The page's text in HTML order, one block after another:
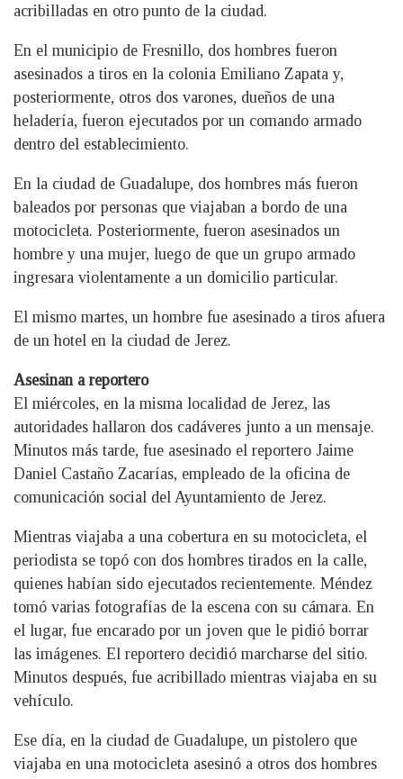
acribilladas en otro punto de la ciudad.
En el municipio de Fresnillo, dos hombres fueron
asesinados a tiros en la colonia Emiliano Zapata y,
posteriormente, otros dos varones, dueños de una
heladería, fueron ejecutados por un comando armado
dentro del establecimiento.
En la ciudad de Guadalupe, dos hombres más fueron
baleados por personas que viajaban a bordo de una
motocicleta. Posteriormente, fueron asesinados un
hombre y una mujer, luego de que un grupo armado
ingresara violentamente a un domicilio particular.
El mismo martes, un hombre fue asesinado a tiros afuera
de un hotel en la ciudad de Jerez.
Asesinan a reportero
El miércoles, en la misma localidad de Jerez, las
autoridades hallaron dos cadáveres junto a un mensaje.
Minutos más tarde, fue asesinado el reportero Jaime
Daniel Castaño Zacarías, empleado de la oficina de
comunicación social del Ayuntamiento de Jerez.
Mientras viajaba a una cobertura en su motocicleta, el
periodista se topó con dos hombres tirados en la calle,
quienes habían sido ejecutados recientemente. Méndez
tomó varias fotografías de la escena con su cámara. En
el lugar, fue encarado por un joven que le pidió borrar
las imágenes. El reportero decidió marcharse del sitio.
Minutos después, fue acribillado mientras viajaba en su
vehículo.
Ese día, en la ciudad de Guadalupe, un pistolero que
viajaba en una motocicleta asesinó a otros dos hombres